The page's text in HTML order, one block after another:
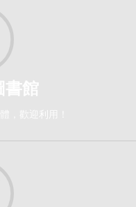
書館
，歡迎利用！